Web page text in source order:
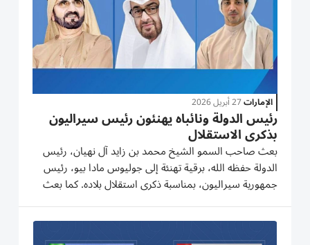
الإمارات27 أبريل 2026
رئيس الدولة ونائباه يهنئون رئيس سيراليون
بذكرى الاستقلال
بعث صاحب السمو الشيخ محمد بن زايد آل نهيان، رئيس
الدولة حفظه الله، برقية تهنئة إلى جوليوس مادا بيو، رئيس
جمهورية سيراليون، بمناسبة ذكرى استقلال بلاده. كما بعث
صاحب السمو الشيخ محمد بن راشد آل مكتوم، نائب رئيس
الدولة، رئيس مجلس الوزراء، حاكم دبي رعاه الله، وسمو